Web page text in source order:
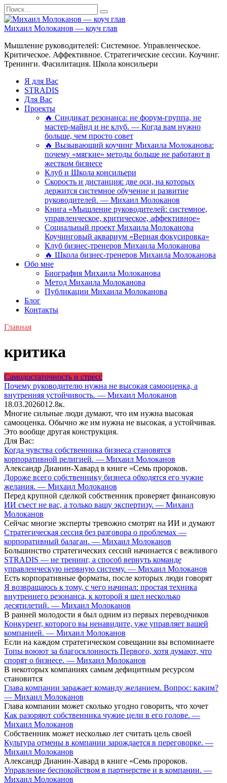
Перейти
к
содержанию
Search
for:
Михаил Молоканов — коуч глав
Мышление руководителей: Системное. Управленческое.
Критическое. Аффективное. Стратегические сессии. Коучинг.
Тренинги. Фасилитация. Школа консильери
Я для Вас
STRADIS
Для Вас
Проекты
🔥 Синдикат резонанса: не форум-группа, не
мастер-майнд и не клуб. — Когда вам нужно
больше, чем просто совет
🔥 Вызывающий коучинг Михаила Молоканова:
почему «мягкие» методы больше не работают в
жестком бизнесе
Клуб и Школа консильери
Скорость и дистанция: две оси, на которых
держится системное обучение и развитие
руководителей. — Михаил Молоканов
Книга «Мышление руководителей: системное,
управленческое, критическое, аффективное»
Социальный проект Михаила Молоканова
Коучинговый аквариум «Верная фокусировка»
Клуб бизнес-тренеров Михаила Молоканова
🔥 Школа бизнес-тренеров Михаила Молоканова
Обо мне
Биография Михаила Молоканова
Метод Михаила Молоканова
Публикации Михаила Молоканова
Блог
Контакты
Главная
критика
Самодостаточность и стресс
Почему руководителю нужна не высокая самооценка, а
внутренняя устойчивость. — Михаил Молоканов
18.03.2026012.8к.
Многие сильные люди думают, что им нужна высокая
самооценка. Обычно же им нужна не высокая, а устойчивая.
Это вообще другая конструкция.
Для Вас:
Когда чувства собственника бизнеса становятся
корпоративной религией. — Михаил Молоканов
Александр Дианин-Хавард в книге «Семь пророков.
Дороже всего собственнику бизнеса обходятся его чужие
желания. — Михаил Молоканов
Перед крупной сделкой собственник проверяет финансовую
ИИ съест не вас, а только вашу экспертизу. — Михаил
Молоканов
Сейчас многие эксперты тревожно смотрят на ИИ и думают
Стратегическая сессия без разговора о проблемах —
корпоративный балаган. — Михаил Молоканов
Большинство стратегических сессий начинается с вежливого
STRADIS — не тренинг, а способ вернуть команде
управленческую нервную систему. — Михаил Молоканов
Есть корпоративные форматы, после которых люди говорят
Я возвращаюсь к тому, с чего начинал: простая техника
внутреннего резонанса, к которой я шел несколько
десятилетий. — Михаил Молоканов
В ранней молодости я был одним из первых переводчиков
Конкурент, которого вы ненавидите, уже управляет вашей
компанией. — Михаил Молоканов
Если на каждом стратегическом совещании вы вспоминаете
Топы воюют за благосклонность Первого, хотя думают, что
спорят о бизнесе. — Михаил Молоканов
В некоторых компаниях самым дефицитным ресурсом
становится
Глава компании заражает команду желанием. Вопрос: каким?
— Михаил Молоканов
Глава компании может сколько угодно говорить, что хочет
Как разоряют собственника чужие цели в его голове. —
Михаил Молоканов
Собственник может несколько лет считать цель своей
Культура отмены в компании зарождается в переговорке. —
Михаил Молоканов
Александр Дианин-Хавард в книге «Семь пророков.
Управление беспокойством в партнерстве и в компании. —
Михаил Молоканов